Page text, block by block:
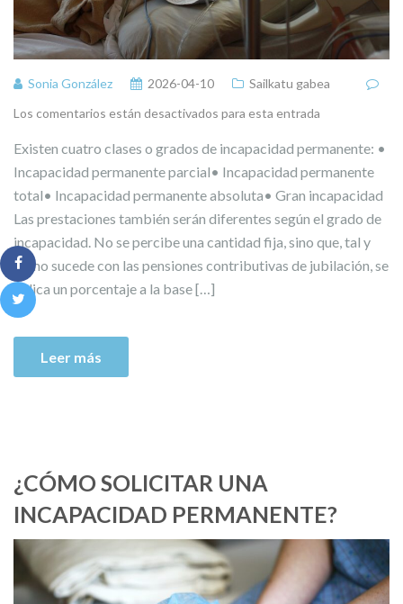
Sonia González 2026-04-10
Sailkatu gabea
Los comentarios están desactivados para esta entrada
Existen cuatro clases o grados de incapacidad permanente: •
Incapacidad permanente parcial• Incapacidad permanente
total• Incapacidad permanente absoluta• Gran incapacidad
Las prestaciones también serán diferentes según el grado de
incapacidad. No se percibe una cantidad fija, sino que, tal y
como sucede con las pensiones contributivas de jubilación, se
aplica un porcentaje a la base […]
Leer más
¿CÓMO SOLICITAR UNA
INCAPACIDAD PERMANENTE?